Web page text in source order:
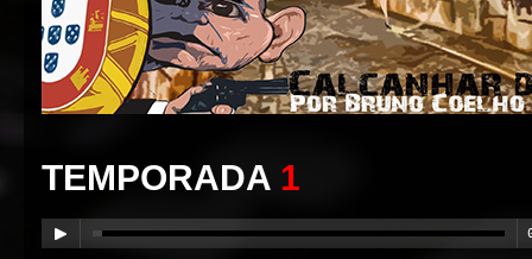
TEMPORADA 1